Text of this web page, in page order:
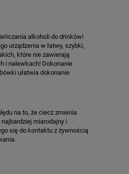
alkoholi do drinków!
urządzenia w łatwy, szybki,
które nie zawierają
i nalewkach! Dokonanie
ułatwia dokonanie
na to, że ciecz zmienia
miarodajny i
się do kontaktu z żywnością